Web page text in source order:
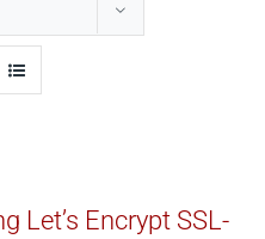
Let’s Encrypt SSL-